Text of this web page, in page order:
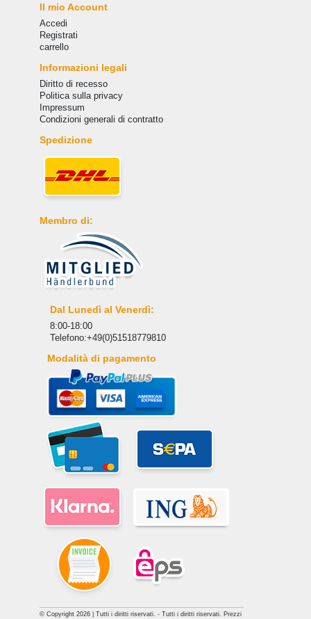
Il mio Account
Accedi
Registrati
carrello
Informazioni legali
Diritto di recesso
Politica sulla privacy
Impressum
Condizioni generali di contratto
Spedizione
Membro di:
Dal Lunedì al Venerdì:
8:00-18:00
Telefono:+49(0)51518779810
Modalità di pagamento
© Copyright 2026 | Tutti i diritti riservati. - Tutti i diritti riservati. Prezzi